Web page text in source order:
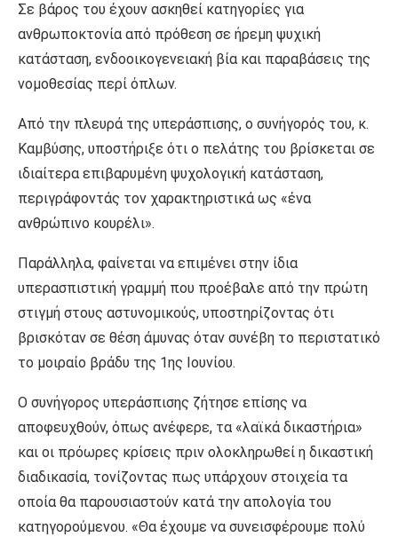
Σε βάρος του έχουν ασκηθεί κατηγορίες για
ανθρωποκτονία από πρόθεση σε ήρεμη ψυχική
κατάσταση, ενδοοικογενειακή βία και παραβάσεις της
νομοθεσίας περί όπλων.
Από την πλευρά της υπεράσπισης, ο συνήγορός του, κ.
Καμβύσης, υποστήριξε ότι ο πελάτης του βρίσκεται σε
ιδιαίτερα επιβαρυμένη ψυχολογική κατάσταση,
περιγράφοντάς τον χαρακτηριστικά ως «ένα
ανθρώπινο κουρέλι».
Παράλληλα, φαίνεται να επιμένει στην ίδια
υπερασπιστική γραμμή που προέβαλε από την πρώτη
στιγμή στους αστυνομικούς, υποστηρίζοντας ότι
βρισκόταν σε θέση άμυνας όταν συνέβη το περιστατικό
το μοιραίο βράδυ της 1ης Ιουνίου.
Ο συνήγορος υπεράσπισης ζήτησε επίσης να
αποφευχθούν, όπως ανέφερε, τα «λαϊκά δικαστήρια»
και οι πρόωρες κρίσεις πριν ολοκληρωθεί η δικαστική
διαδικασία, τονίζοντας πως υπάρχουν στοιχεία τα
οποία θα παρουσιαστούν κατά την απολογία του
κατηγορούμενου. «Θα έχουμε να συνεισφέρουμε πολύ